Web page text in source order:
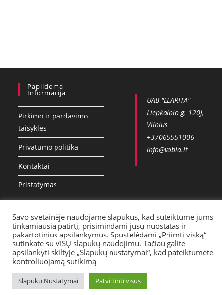
Papildoma
Informacija
Pirkimo ir pardavimo
taisykles
Privatumo politika
Kontaktai
Pristatymas
UAB "ELARITA"
Liepkalnio g. 120J,
Vilnius
+37065551006
info@vobla.lt
Savo svetainėje naudojame slapukus, kad suteiktume jums
tinkamiausią patirtį, prisimindami jūsų nuostatas ir
pakartotinius apsilankymus. Spustelėdami „Priimti viską“
sutinkate su VISŲ slapukų naudojimu. Tačiau galite
apsilankyti skiltyje „Slapukų nustatymai“, kad pateiktumėte
kontroliuojamą sutikimą
Slapuku Nustatymai Patvirtinti visus